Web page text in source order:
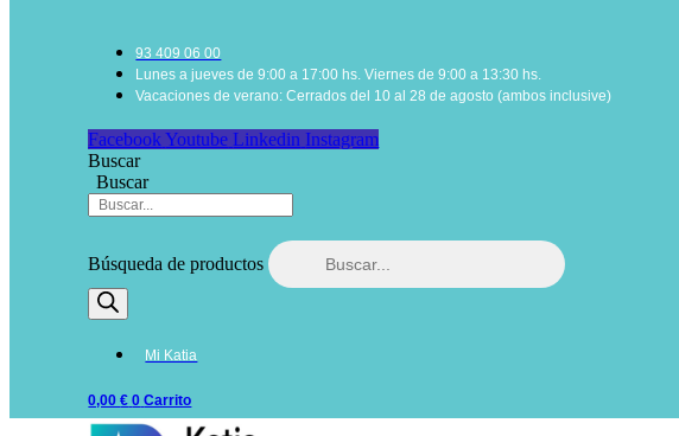
93 409 06 00
Lunes a jueves de 9:00 a 17:00 hs. Viernes de 9:00 a 13:30 hs.
Vacaciones de verano: Cerrados del 10 al 28 de agosto (ambos inclusive)
Facebook Youtube Linkedin Instagram
Buscar
Buscar
Búsqueda de productos
Mi Katia
0,00€ 0 Carrito